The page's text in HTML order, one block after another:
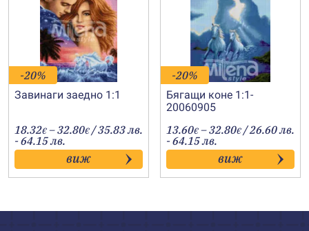
-20%
Завинаги заедно 1:1
18.32€ –32.80€Price
range:
18.32€
through
32.80€
/ 35.83 лв.
- 64.15 лв.
виж
-20%
Бягащи коне 1:1-
20060905
13.60€ –32.80€Price
range:
13.60€
through
32.80€
/ 26.60 лв.
- 64.15 лв.
виж